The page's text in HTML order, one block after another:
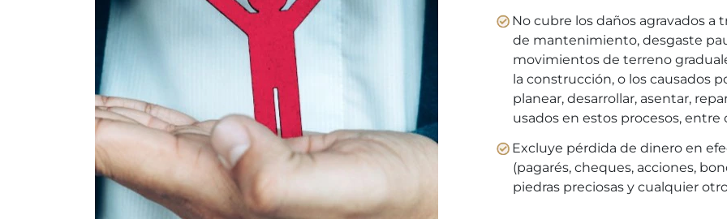
No cubre los daños agravados a
de mantenimiento, desgaste
movimientos de terreno
la construcción, o los causados
planear, desarrollar, asentar,
usados en estos procesos, entre
Excluye pérdida de dinero en
(pagarés, cheques, acciones,
piedras preciosas y cualquier